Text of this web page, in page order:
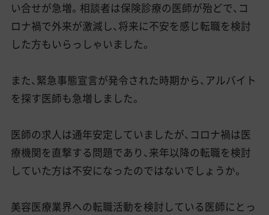
い合せが急増。相談者は保険診療の医師が殆どで、コ
ロナ禍で外来が激減し、将来に不安を感じ転職を検討
した方もいらっしゃいました。
また、緊急事態宣言が発令された時期から、アルバイト
を探す医師も急増しました。
医師の求人は通年安定していましたが、コロナ禍は医
療機関を直撃する問題であり、来年以降の転職を検討
していた方は不安になったのではないでしょうか。
美容医療業界への転職活動を検討している医師にとっ